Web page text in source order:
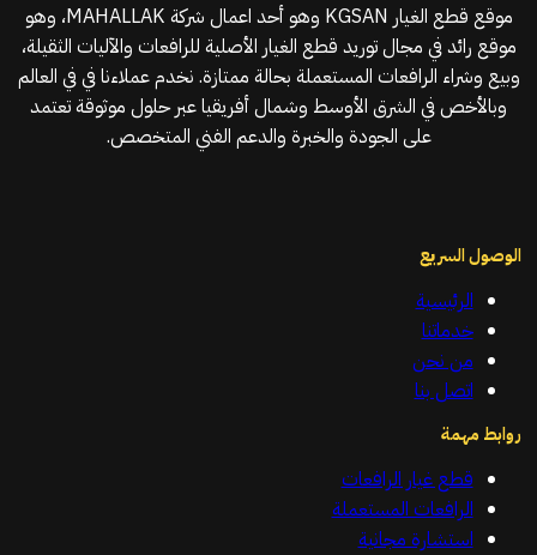
موقع قطع الغيار KGSAN وهو أحد اعمال شركة MAHALLAK، وهو
موقع رائد في مجال توريد قطع الغيار الأصلية للرافعات والآليات الثقيلة،
وبيع وشراء الرافعات المستعملة بحالة ممتازة. نخدم عملاءنا في في العالم
وبالأخص في الشرق الأوسط وشمال أفريقيا عبر حلول موثوقة تعتمد
على الجودة والخبرة والدعم الفني المتخصص.
الوصول السريع
الرئيسية
خدماتنا
من نحن
اتصل بنا
روابط مهمة
قطع غيار الرافعات
الرافعات المستعملة
استشارة مجانية